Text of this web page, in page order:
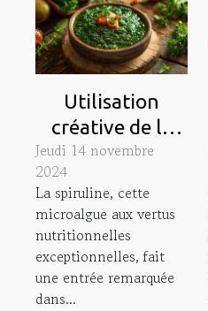
Utilisation
créative de la
spiruline en
tendances et
recettes
Jeudi 14 novembre
2024
La spiruline, cette
microalgue aux vertus
nutritionnelles
exceptionnelles, fait
une entrée remarquée
dans...